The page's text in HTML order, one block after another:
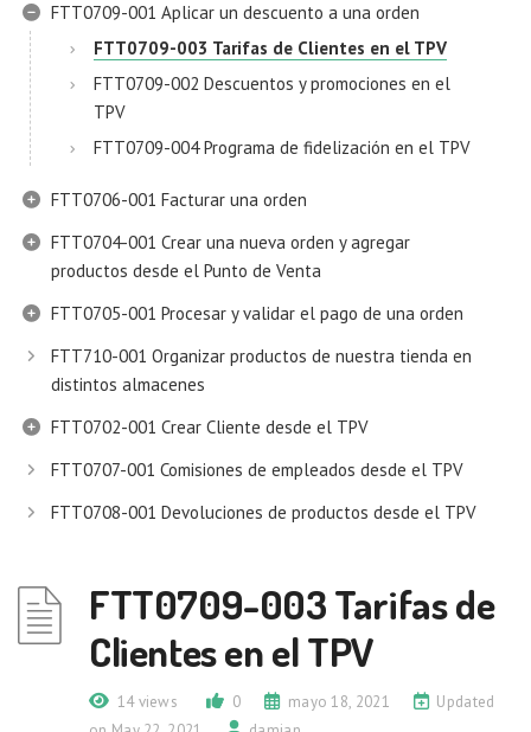
FTT0709-001 Aplicar un descuento a una orden
FTT0709-003 Tarifas de Clientes en el TPV
FTT0709-002 Descuentos y promociones en el
TPV
FTT0709-004 Programa de fidelización en el TPV
FTT0706-001 Facturar una orden
FTT0704-001 Crear una nueva orden y agregar
productos desde el Punto de Venta
FTT0705-001 Procesar y validar el pago de una orden
FTT710-001 Organizar productos de nuestra tienda en
distintos almacenes
FTT0702-001 Crear Cliente desde el TPV
FTT0707-001 Comisiones de empleados desde el TPV
FTT0708-001 Devoluciones de productos desde el TPV
FTT0709-003 Tarifas de
Clientes en el TPV
14 views 0 mayo 18, 2021
Updated